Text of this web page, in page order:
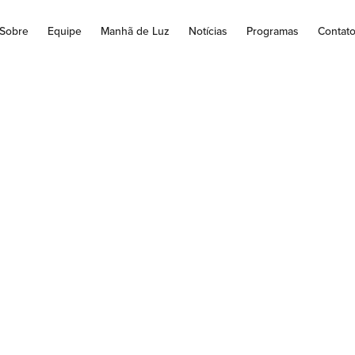
Sobre Equipe Manhã de Luz Notícias Programas Contato